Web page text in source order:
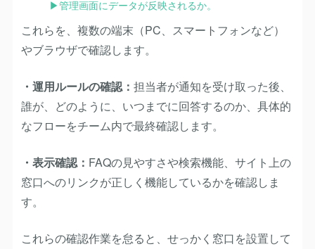
▶︎管理画面にデータが反映されるか。
これらを、複数の端末（PC、スマートフォンなど）
やブラウザで確認します。
・運用ルールの確認： 担当者が通知を受け取った後、
誰が、どのように、いつまでに回答するのか、具体的
なフローをチーム内で最終確認します。
・表示確認： FAQの見やすさや検索機能、サイト上の
窓口へのリンクが正しく機能しているかを確認しま
す。
これらの確認作業を怠ると、せっかく窓口を設置して